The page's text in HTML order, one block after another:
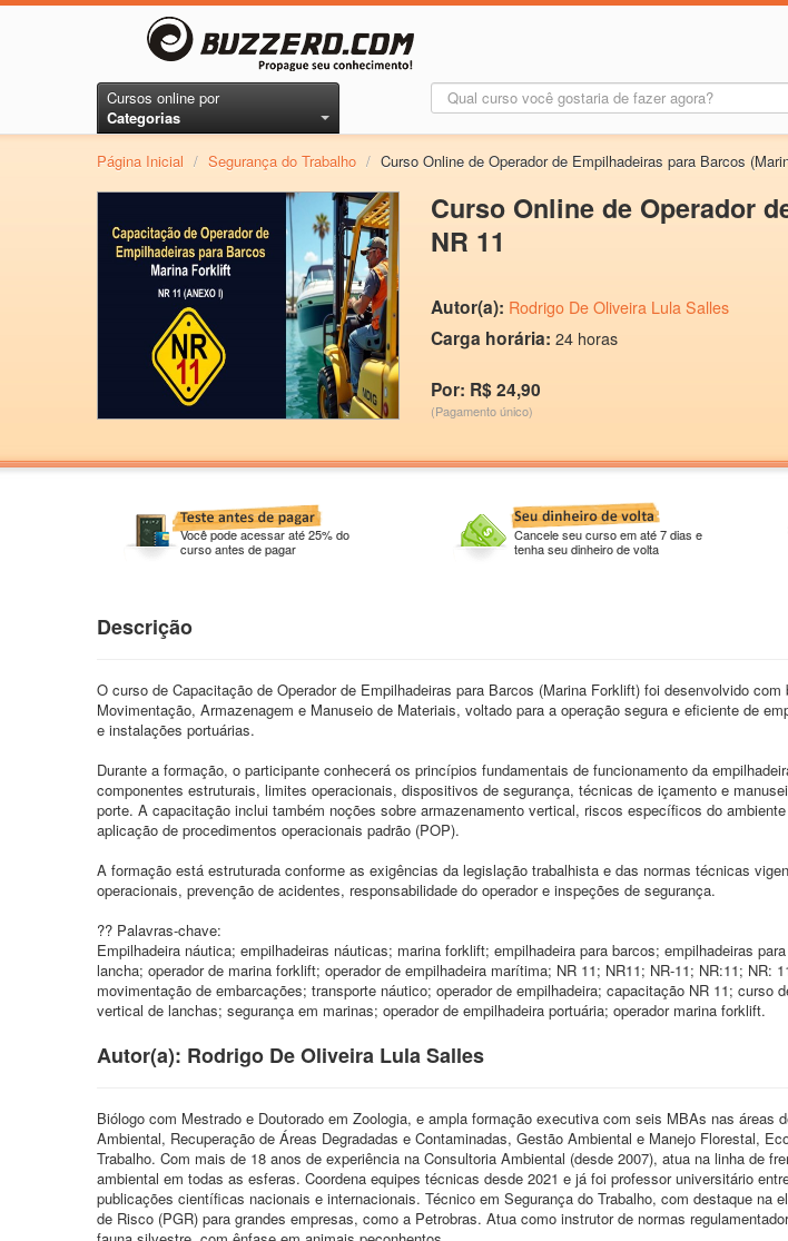
Cursos online por
Categorias
Página Inicial / Segurança do Trabalho / Curso Online de Operador de Empilhadeiras para Barcos
Curso Online de Operador
NR 11
Autor(a): Rodrigo De Oliveira Lula Salles
Carga horária: 24 horas
Por: R$ 24,90
(Pagamento único)
Você pode acessar até 25% do
curso antes de pagar
Cancele seu curso em até 7 dias e
tenha seu dinheiro de volta
Descrição
O curso de Capacitação de Operador de Empilhadeiras para Barcos (Marina Forklift) foi desenvolvido com
Movimentação, Armazenagem e Manuseio de Materiais, voltado para a operação segura e eficiente de
e instalações portuárias.
Durante a formação, o participante conhecerá os princípios fundamentais de funcionamento da
componentes estruturais, limites operacionais, dispositivos de segurança, técnicas de içamento e
porte. A capacitação inclui também noções sobre armazenamento vertical, riscos específicos do
aplicação de procedimentos operacionais padrão (POP).
A formação está estruturada conforme as exigências da legislação trabalhista e das normas técnicas
operacionais, prevenção de acidentes, responsabilidade do operador e inspeções de segurança.
?? Palavras-chave:
Empilhadeira náutica; empilhadeiras náuticas; marina forklift; empilhadeira para barcos; empilhadeiras
lancha; operador de marina forklift; operador de empilhadeira marítima; NR 11; NR11; NR-11; NR:11; NR:
movimentação de embarcações; transporte náutico; operador de empilhadeira; capacitação NR 11; curso
vertical de lanchas; segurança em marinas; operador de empilhadeira portuária; operador marina forklift.
Autor(a): Rodrigo De Oliveira Lula Salles
Biólogo com Mestrado e Doutorado em Zoologia, e ampla formação executiva com seis MBAs nas áreas
Ambiental, Recuperação de Áreas Degradadas e Contaminadas, Gestão Ambiental e Manejo Florestal,
Trabalho. Com mais de 18 anos de experiência na Consultoria Ambiental (desde 2007), atua na linha de
ambiental em todas as esferas. Coordena equipes técnicas desde 2021 e já foi professor universitário
publicações científicas nacionais e internacionais. Técnico em Segurança do Trabalho, com destaque na
de Risco (PGR) para grandes empresas, como a Petrobras. Atua como instrutor de normas